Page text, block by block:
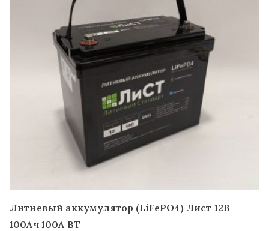
Литиевый аккумулятор (LiFePO4) Лист 12В
100Ач 100А BT